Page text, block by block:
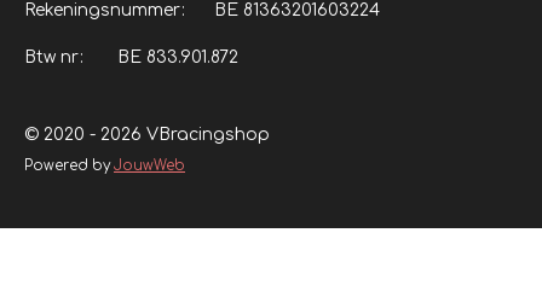
Rekeningsnummer: BE 81363201603224
Btw nr: BE 833.901.872
© 2020 - 2026 VBracingshop
Powered byJouwWeb